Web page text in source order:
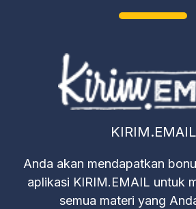
KIRIM.EMAIL
Anda akan mendapatkan
aplikasi KIRIM.EMAIL untuk
semua materi yang